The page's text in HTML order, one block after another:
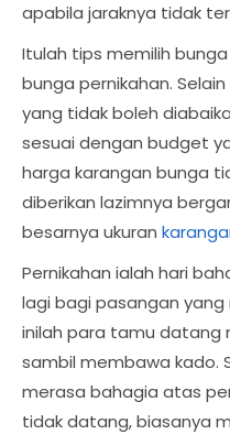
apabila jaraknya tidak
Itulah tips memilih
bunga pernikahan.
yang tidak boleh
sesuai dengan budget
harga karangan bunga
diberikan lazimnya
besarnya ukuran
Pernikahan ialah hari
lagi bagi pasangan yang
inilah para tamu datang
sambil membawa kado.
merasa bahagia atas
tidak datang, biasanya